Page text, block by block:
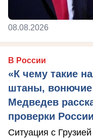
08.08.2026
В России
«К чему такие
штаны, вонючие
Медведев
проверки
Ситуация с